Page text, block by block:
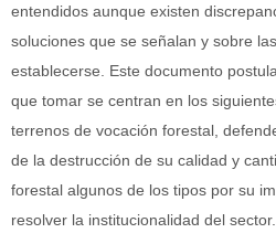
entendidos aunque existen
soluciones que se señalan y sobre
establecerse. Este documento
que tomar se centran en los
terrenos de vocación forestal,
de la destrucción de su calidad y
forestal algunos de los tipos por su
resolver la institucionalidad del sector.